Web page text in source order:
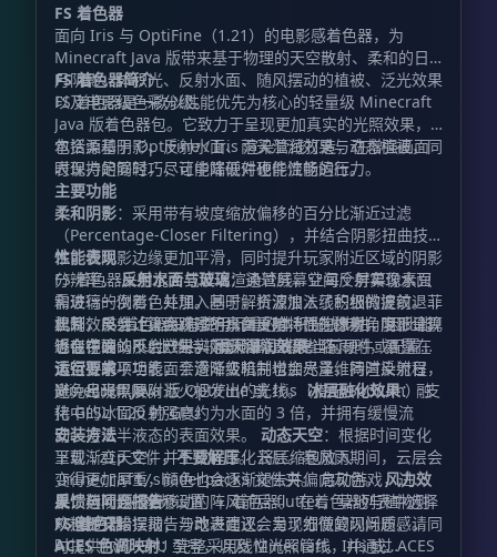
FS 着色器
面向 Iris 与 OptiFine（1.21）的电影感着色器，为
Minecraft Java 版带来基于物理的天空散射、柔和的日
月阴影、体积光、反射水面、随风摆动的植被、泛光效果
以及电影级色彩分级。
FS 着色器简介
FS 着色器是一款以性能优先为核心的轻量级 Minecraft
Java 版着色器包。它致力于呈现更加真实的光照效果，
包括柔和阴影、反射水面、雨天湿润效果与动态植被，同
时保持足够轻巧，让中端硬件也能流畅运行。
本资源基于 OptiFine / Iris 渲染管线打造，在增强画面
表现力的同时，尽可能降低对硬件性能的压力。
主要功能
柔和阴影：采用带有坡度缩放偏移的百分比渐近过滤
（Percentage-Closer Filtering），并结合阴影扭曲技
术，使阴影边缘更加平滑，同时提升玩家附近区域的阴影
分辨率。反射水面与玻璃：通过屏幕空间反射实现水面
和玻璃的倒影，并加入基于解析波浪法线的细微波纹。菲
涅耳效果会让正面观察的水面更暗，而在掠射角度下呈现
近似镜面的反射效果。雨天湿润效果：下雨时，暴露在
天空下的平坦表面会逐渐变暗并增加光泽，同时反射日
光、月光以及附近火把发出的光线。 冰层融化效果：融
化中的冰面反射强度约为水面的 3 倍，并拥有缓慢流
动、接近半液态的表面效果。 动态天空：根据时间变化
呈现渐变天空，并生成程序化云层。暴风雨期间，云层会
变得更加厚重，颜色也会逐渐褪去并偏向灰色。风力效
果：树叶会随着移动的阵风前后 flutter，草地与植物则
从根部开始摆动；沙地表面还会呈现细微的闪烁质感。
ACES 色调映射：完整采用线性光照管线，并通过 ACES
性能表现
FS 着色器采用混合式延迟渲染管线，让每个屏幕像素只
需进行一次着色处理。同时，资源加入了积极的提前退出
机制：反射计算会跳过不具备反射特性的像素，阴影计算
也会在确认不会产生实际影响时直接省略。
此外，FS 着色器没有使用沉重的体积光线步进，因此能
够在中端 GPU 上维持较高帧率。即使当前硬件或配置无
法运行某项功能，平滑降级机制也会尽量维持渲染流程，
避免出现黑屏。
运行要求
Minecraft Java 版 OptiFine 或 Iris（搭配 Sodium） 支
持 GLSL 1.20 的 GPU
安装方法
下载.zip文件，不要解压。 将压缩包放入
.minecraft/shaderpacks文件夹。 启动游戏，进
入：选项 → 视频设置 → 着色器。 在着色器列表中选择
FS 着色器。
反馈与问题报告
欢迎提交错误报告与改进建议。为了方便复现问题，请同
时提供你的 GPU 型号，以及 Minecraft、Iris 或